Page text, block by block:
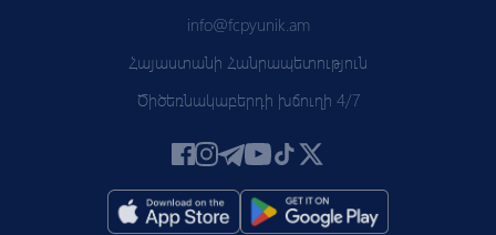
info@fcpyunik.am
Հայաստանի Հանրապետություն
Ծիծեռնակաբերդի խճուղի 4/7